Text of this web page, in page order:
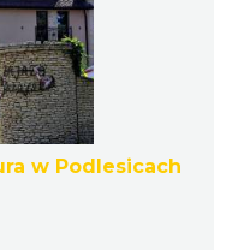
w Podlesicach